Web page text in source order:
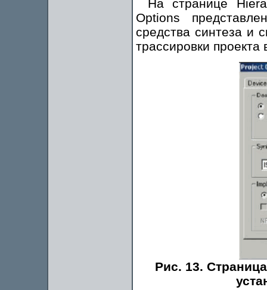
На странице
Options
средства синтеза и
трассировки проекта
Рис. 13.